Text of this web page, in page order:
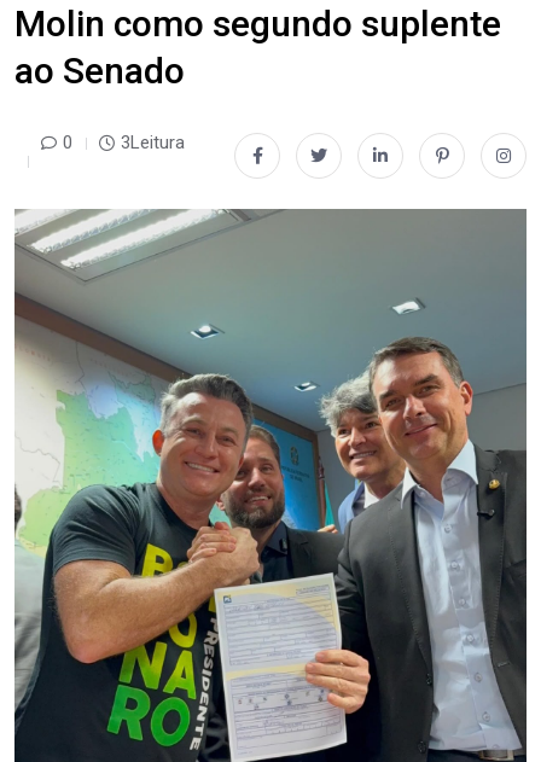
Molin como segundo suplente
ao Senado
0 3Leitura